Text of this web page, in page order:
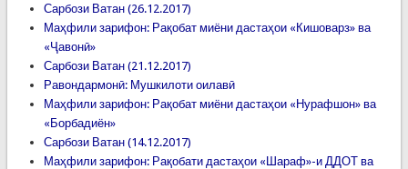
Сарбози Ватан (26.12.2017)
Маҳфили зарифон: Рақобат миёни дастаҳои «Кишоварз» ва
«Ҷавонӣ»
Сарбози Ватан (21.12.2017)
Равондармонӣ: Мушкилоти оилавӣ
Маҳфили зарифон: Рақобат миёни дастаҳои «Нурафшон» ва
«Борбадиён»
Сарбози Ватан (14.12.2017)
Маҳфили зарифон: Рақобати дастаҳои «Шараф»-и ДДОТ ва